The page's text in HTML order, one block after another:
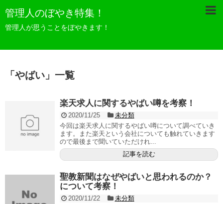
管理人のぼやき特集！
管理人が思うことをぼやきます！
「 やばい 」 一覧
楽天求人に関するやばい噂を考察！
2020/11/25
未分類
今回は楽天求人に関するやばい噂について調べていき
ます。また楽天という会社についても触れていきます
ので最後まで聞いていただけれ...
記事を読む
聖教新聞はなぜやばいと思われるのか？
について考察！
2020/11/22
未分類